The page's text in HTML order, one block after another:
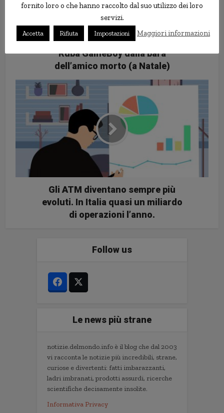
Ruba GameBoy dalla bara
dell’amico morto (a Natale)
Gli ATM diventano sempre più
evoluti. In Italia quasi un miliardo
di operazioni l’anno.
Follow us
Le news più strane
notizie.delmondo.info è il blog che dal 2003
vi racconta le notizie più incredibili, strane,
curiose e divertenti: fatti imbarazzanti,
ladri imbranati, prodotti assurdi, ricerche
scientifiche decisamente insolite.
Informativa Privacy
fornito loro o che hanno raccolto dal suo utilizzo dei loro
servizi.
Accetta Rifiuta Impostazioni Maggiori informazioni